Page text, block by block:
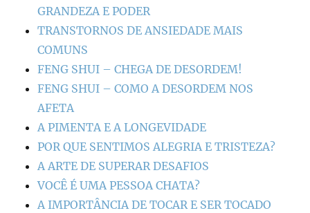
GRANDEZA E PODER
TRANSTORNOS DE ANSIEDADE MAIS
COMUNS
FENG SHUI – CHEGA DE DESORDEM!
FENG SHUI – COMO A DESORDEM NOS
AFETA
A PIMENTA E A LONGEVIDADE
POR QUE SENTIMOS ALEGRIA E TRISTEZA?
A ARTE DE SUPERAR DESAFIOS
VOCÊ É UMA PESSOA CHATA?
A IMPORTÂNCIA DE TOCAR E SER TOCADO